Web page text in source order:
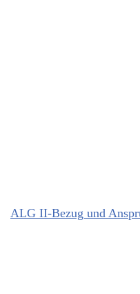
ALG II-Bezug und